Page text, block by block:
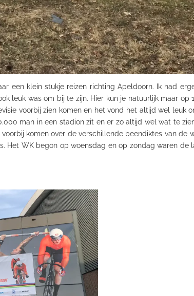
een klein stukje reizen richting Apeldoorn. Ik had
leuk was om bij te zijn. Hier kun je natuurlijk maar op
voorbij zien komen en het vond het altijd wel leuk
man in een stadion zit en er zo altijd wel wat te
komen over de verschillende beendiktes van de
WK begon op woensdag en op zondag waren de